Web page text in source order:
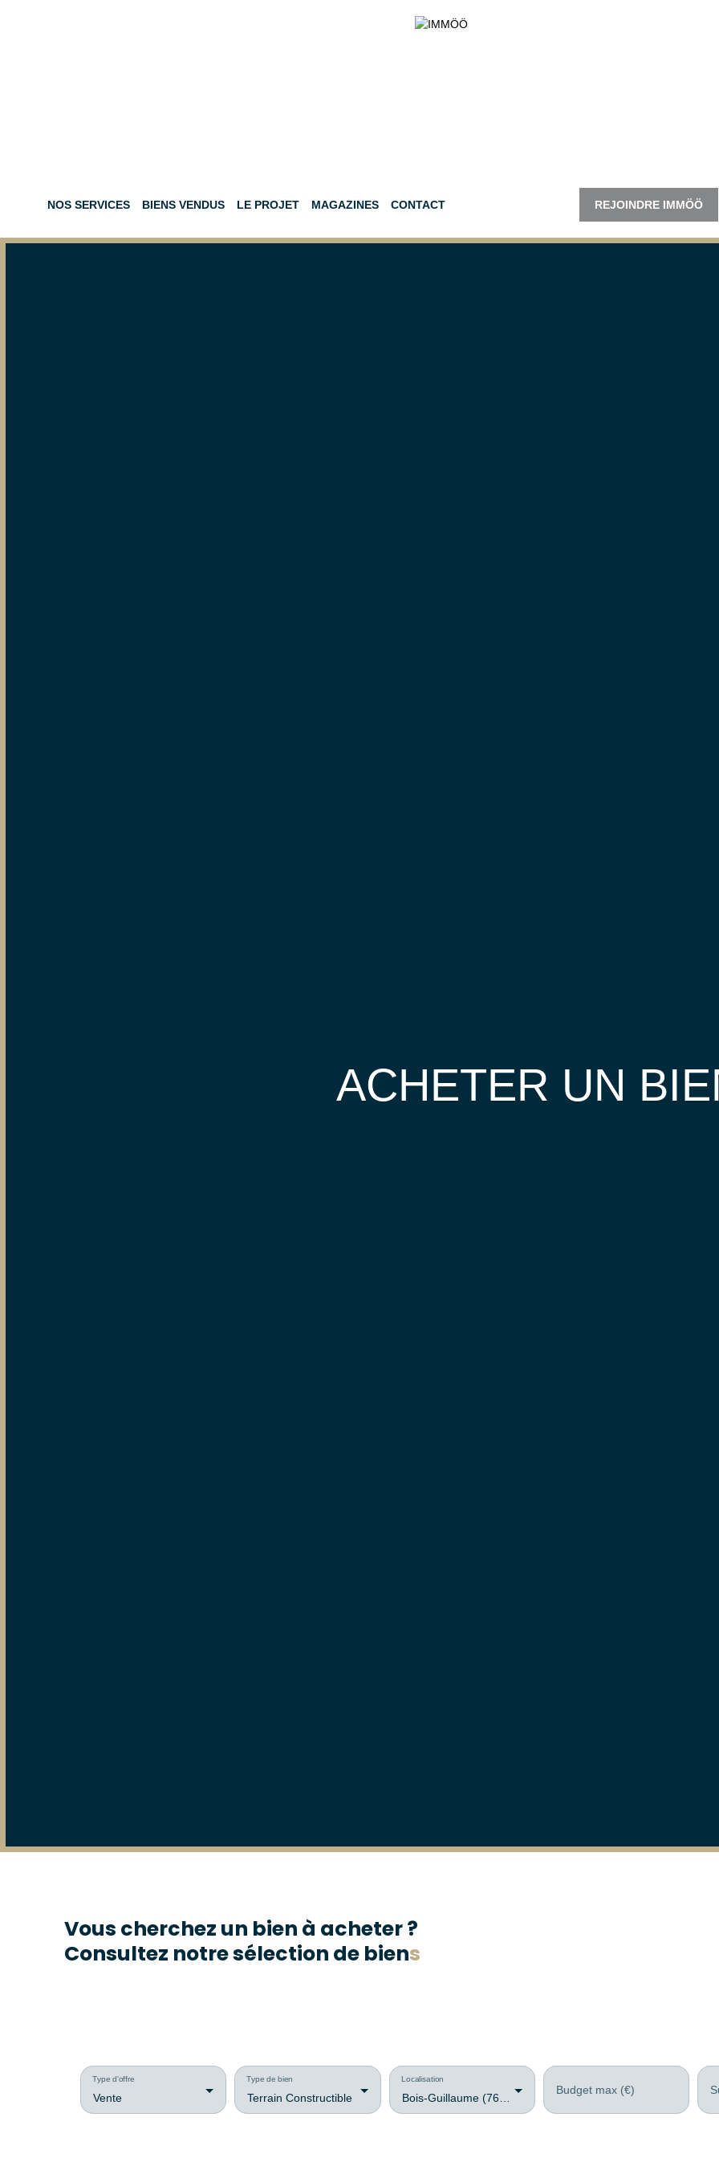
NOS SERVICES BIENS VENDUS LE PROJET MAGAZINES CONTACT REJOINDRE IMMÖÖ
ACHETER UN
Vous cherchez un bien à acheter ?
Consultez notre sélection de biens
Vente
Type d'offre
Terrain Constructible
Type de bien
Bois-Guillaume (76230)
Localisation
Budget max (€)